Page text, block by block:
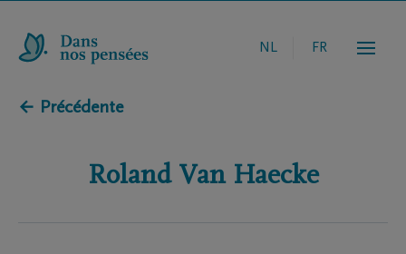
NL FR
← Précédente
Roland Van Haecke